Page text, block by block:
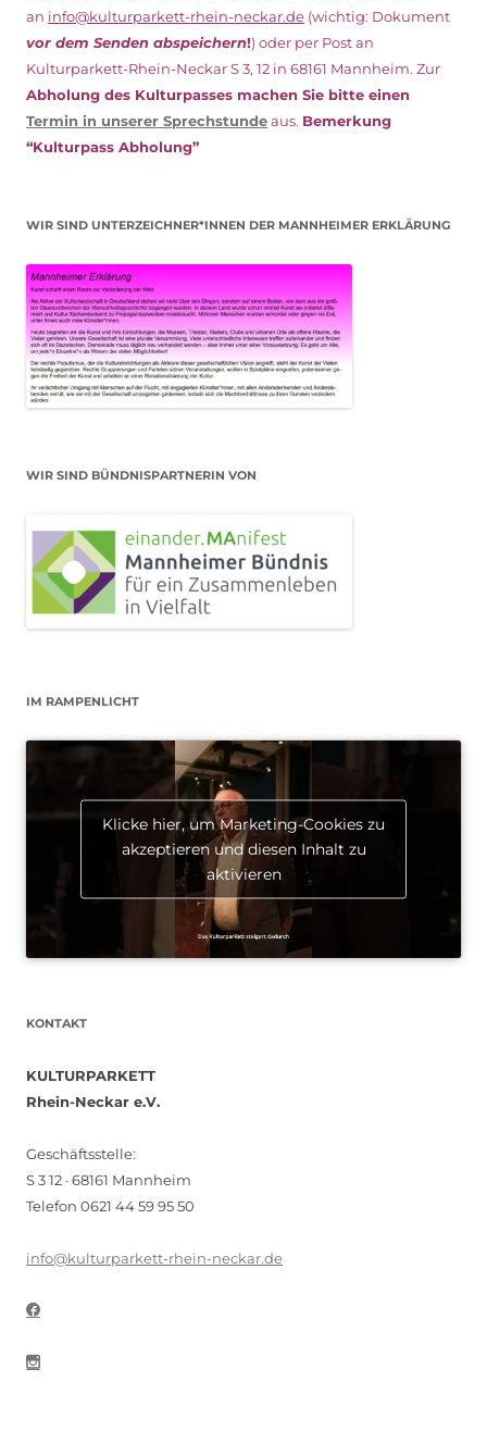
an info@kulturparkett-rhein-neckar.de (wichtig: Dokument
vor dem Senden abspeichern!) oder per Post an
Kulturparkett-Rhein-Neckar S 3, 12 in 68161 Mannheim. Zur
Abholung des Kulturpasses machen Sie bitte einen
Termin in unserer Sprechstundeaus. Bemerkung
“Kulturpass Abholung”
WIR SIND UNTERZEICHNER*INNEN DER MANNHEIMER ERKLÄRUNG
WIR SIND BÜNDNISPARTNERIN VON
IM RAMPENLICHT
Klicke hier, um Marketing-Cookies zu
akzeptieren und diesen Inhalt zu
aktivieren
KONTAKT
KULTURPARKETT
Rhein-Neckar e.V.
Geschäftsstelle:
S 3 12 · 68161 Mannheim
Telefon 0621 44 59 95 50
info@kulturparkett-rhein-neckar.de